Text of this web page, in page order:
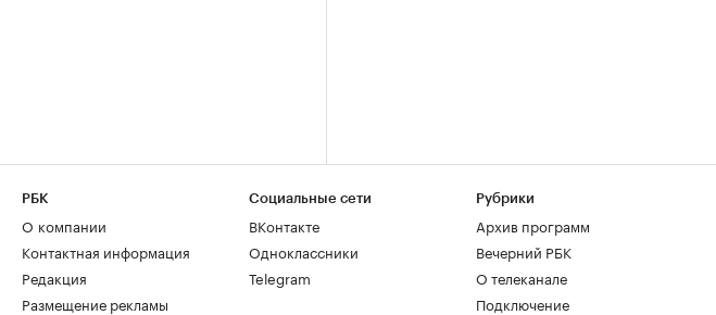
РБК
О компании
Контактная информация
Редакция
Размещение рекламы
Социальные сети
ВКонтакте
Одноклассники
Telegram
Рубрики
Архив программ
Вечерний РБК
О телеканале
Подключение